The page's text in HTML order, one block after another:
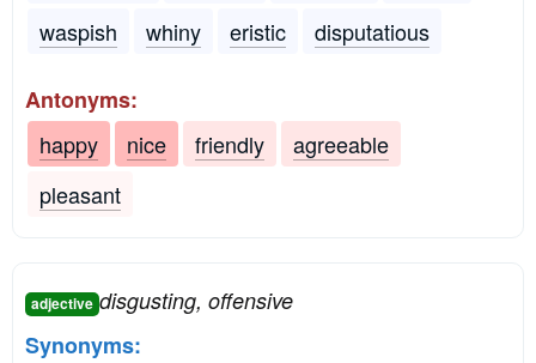
waspish
whiny eristic disputatious
Antonyms:
happy
nice friendly
agreeable
pleasant
adjective disgusting, offensive
Synonyms: